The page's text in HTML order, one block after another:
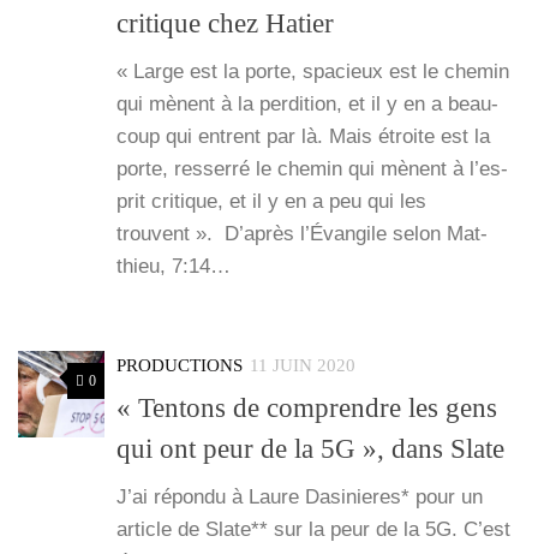
critique chez Hatier
« Large est la porte, spa­cieux est le che­min
qui mènent à la per­di­tion, et il y en a beau­
coup qui entrent par là. Mais étroite est la
porte, res­ser­ré le che­min qui mènent à l’es­
prit cri­tique, et il y en a peu qui les
trouvent ». D’a­près l’Évangile selon Mat­
thieu, 7:14…
0
PRODUCTIONS 11 JUIN 2020
« Tentons de comprendre les gens
qui ont peur de la 5G », dans Slate
J’ai répon­du à Laure Dasi­nieres* pour un
article de Slate** sur la peur de la 5G. C’est